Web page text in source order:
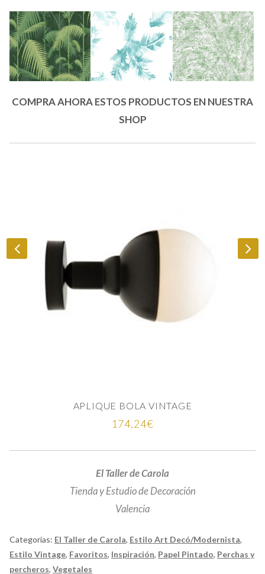
COMPRA AHORA ESTOS PRODUCTOS EN NUESTRA
SHOP
APLIQUE BOLA VINTAGE
174,24€
El Taller de Carola
Tienda y Estudio de Decoración
Valencia
Categorías: El Taller de Carola, Estilo Art Decó/Modernista,
Estilo Vintage, Favoritos, Inspiración, Papel Pintado, Perchas y
percheros, Vegetales